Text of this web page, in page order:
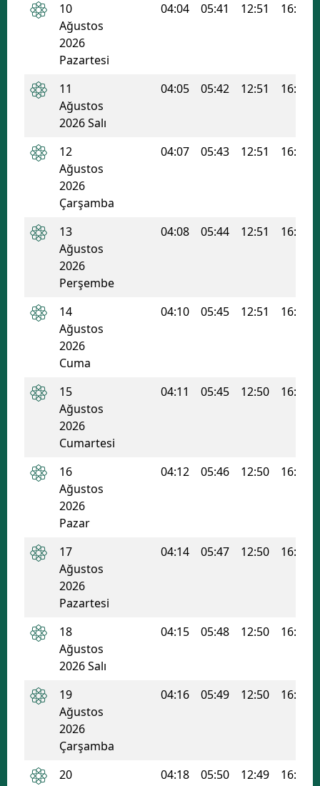
Gümüşhane
Hatay
İstanbul
Konya
Manisa
Nevşehir
10
Ağustos
2026
Pazartesi
04:04 05:41 12:51 16:41
11
Ağustos
2026 Salı
04:05 05:42 12:51 16:41
12
Ağustos
2026
Çarşamba
04:07 05:43 12:51 16:40
13
Ağustos
2026
Perşembe
04:08 05:44 12:51 16:39
14
Ağustos
2026
Cuma
04:10 05:45 12:51 16:39
15
Ağustos
2026
Cumartesi
04:11 05:45 12:50 16:38
16
Ağustos
2026
Pazar
04:12 05:46 12:50 16:38
17
Ağustos
2026
Pazartesi
04:14 05:47 12:50 16:37
18
Ağustos
2026 Salı
04:15 05:48 12:50 16:36
19
Ağustos
2026
Çarşamba
04:16 05:49 12:50 16:36
20
04:18 05:50 12:49 16:35